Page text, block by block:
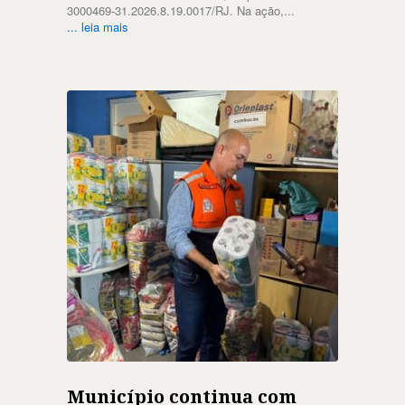
3000469-31.2026.8.19.0017/RJ. Na ação,...
... leia mais
Município continua com